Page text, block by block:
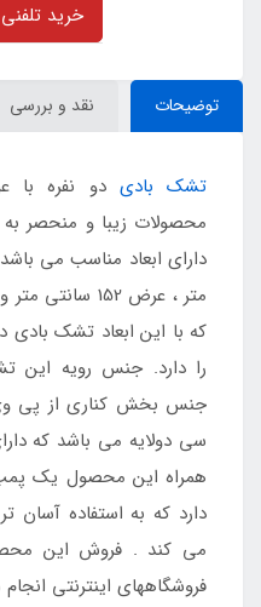
خرید تلفنی
توضیحات نقد و بررسی
تشک بادی
محصولات زیبا و منحصر
را دارد. جنس رویه
جنس بخش کناری از
سی دولایه می باشد که
همراه این محصول یک
دارد که به استفاده
می کند . فروش این
فروشگاههای اینترنتی